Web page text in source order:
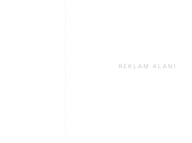
REKLAM ALANI